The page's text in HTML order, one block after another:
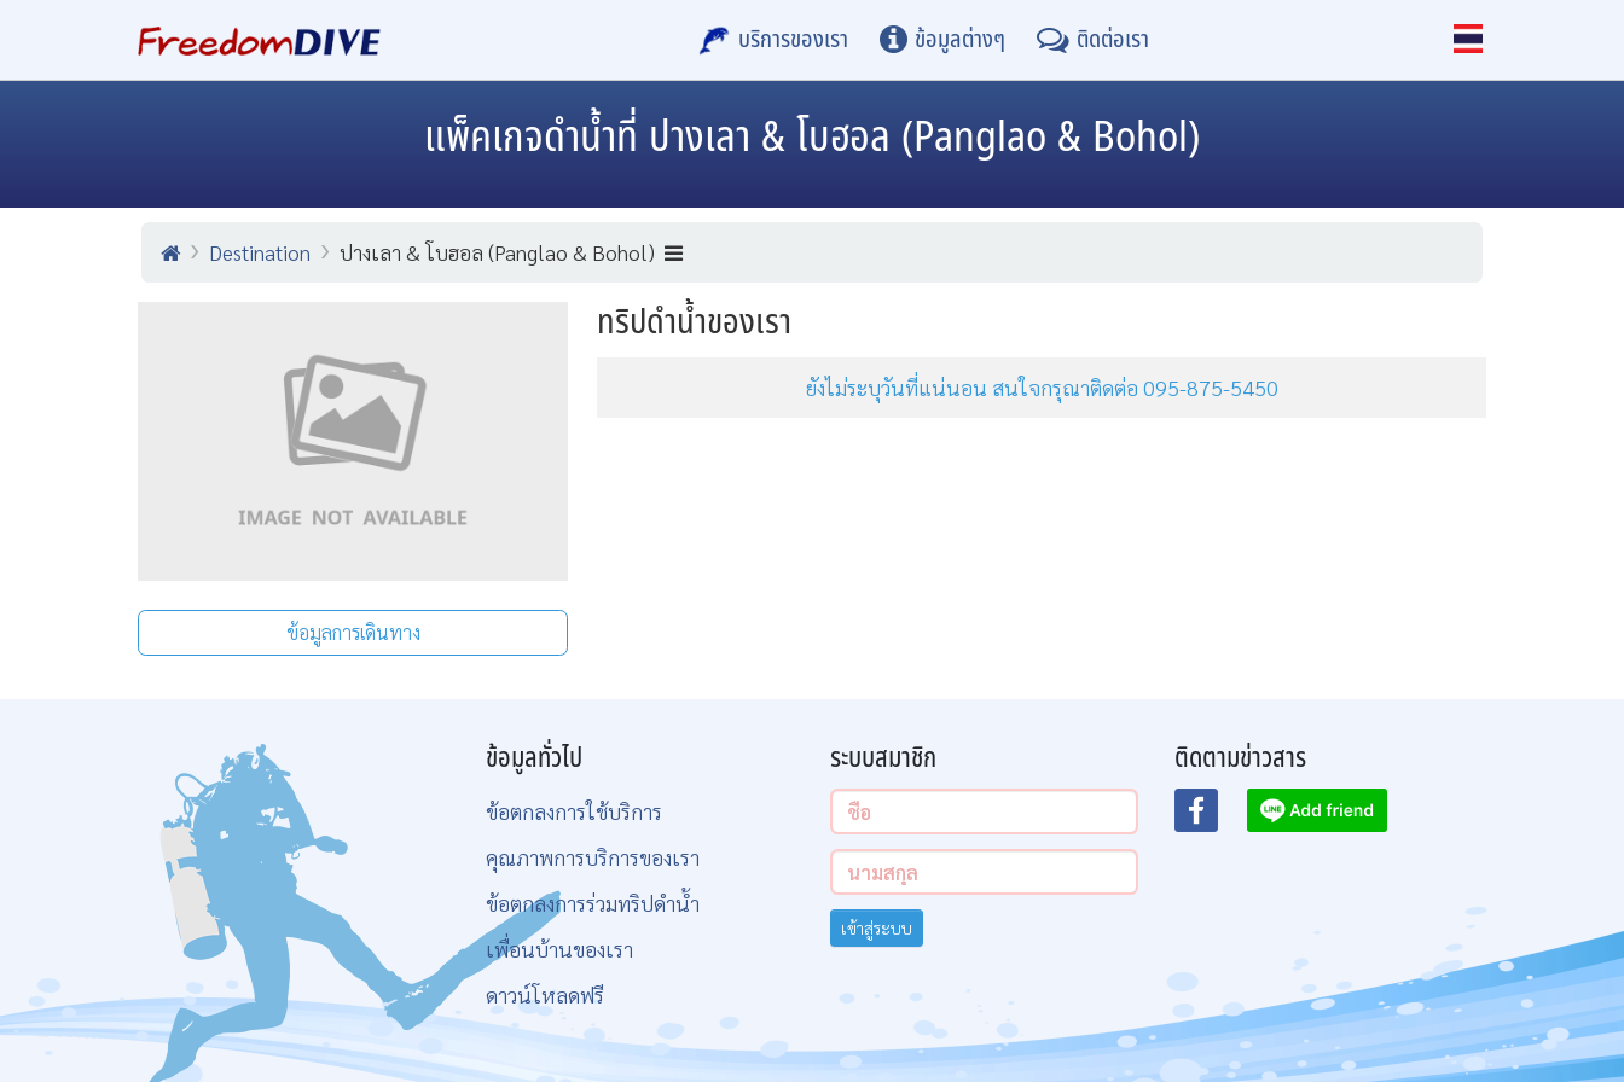
บริการของเรา ข้อมูลต่างๆ ติดต่อเรา
แพ็คเกจดำน้ำที่ ปางเลา & โบฮอล (Panglao & Bohol)
Destination ปางเลา & โบฮอล (Panglao & Bohol)
ทริปดำน้ำของเรา
ยังไม่ระบุวันที่แน่นอน สนใจกรุณาติดต่อ 095-875-5450
ข้อมูลการเดินทาง
ข้อมูลทั่วไป
ข้อตกลงการใช้บริการ
คุณภาพการบริการของเรา
ข้อตกลงการร่วมทริปดำน้ำ
เพื่อนบ้านของเรา
ดาวน์โหลดฟรี
ระบบสมาชิก
เข้าสู่ระบบ
ติดตามข่าวสาร